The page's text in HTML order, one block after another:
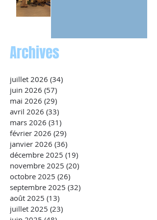
Archives
juillet 2026 (34)
juin 2026 (57)
mai 2026 (29)
avril 2026 (33)
mars 2026 (31)
février 2026 (29)
janvier 2026 (36)
décembre 2025 (19)
novembre 2025 (20)
octobre 2025 (26)
septembre 2025 (32)
août 2025 (13)
juillet 2025 (23)